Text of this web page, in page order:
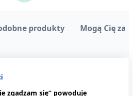
produkty Mogą Cię
zgadzam się” powoduje